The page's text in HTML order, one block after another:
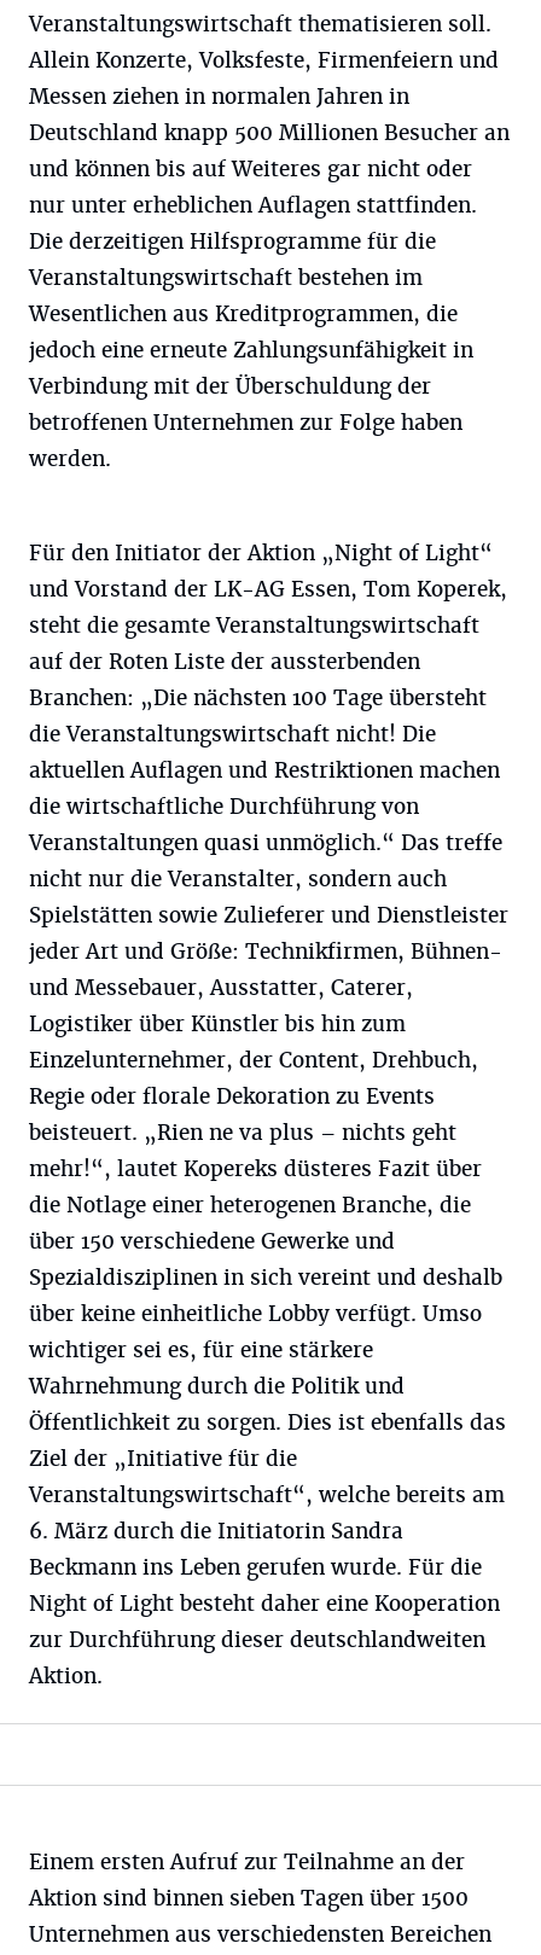
Veranstaltungswirtschaft thematisieren soll.
Allein Konzerte, Volksfeste, Firmenfeiern und
Messen ziehen in normalen Jahren in
Deutschland knapp 500 Millionen Besucher an
und können bis auf Weiteres gar nicht oder
nur unter erheblichen Auflagen stattfinden.
Die derzeitigen Hilfsprogramme für die
Veranstaltungswirtschaft bestehen im
Wesentlichen aus Kreditprogrammen, die
jedoch eine erneute Zahlungsunfähigkeit in
Verbindung mit der Überschuldung der
betroffenen Unternehmen zur Folge haben
werden.
Für den Initiator der Aktion „Night of Light“
und Vorstand der LK-AG Essen, Tom Koperek,
steht die gesamte Veranstaltungswirtschaft
auf der Roten Liste der aussterbenden
Branchen: „Die nächsten 100 Tage übersteht
die Veranstaltungswirtschaft nicht! Die
aktuellen Auflagen und Restriktionen machen
die wirtschaftliche Durchführung von
Veranstaltungen quasi unmöglich.“ Das treffe
nicht nur die Veranstalter, sondern auch
Spielstätten sowie Zulieferer und Dienstleister
jeder Art und Größe: Technikfirmen, Bühnen-
und Messebauer, Ausstatter, Caterer,
Logistiker über Künstler bis hin zum
Einzelunternehmer, der Content, Drehbuch,
Regie oder florale Dekoration zu Events
beisteuert. „Rien ne va plus – nichts geht
mehr!“, lautet Kopereks düsteres Fazit über
die Notlage einer heterogenen Branche, die
über 150 verschiedene Gewerke und
Spezialdisziplinen in sich vereint und deshalb
über keine einheitliche Lobby verfügt. Umso
wichtiger sei es, für eine stärkere
Wahrnehmung durch die Politik und
Öffentlichkeit zu sorgen. Dies ist ebenfalls das
Ziel der „Initiative für die
Veranstaltungswirtschaft“, welche bereits am
6. März durch die Initiatorin Sandra
Beckmann ins Leben gerufen wurde. Für die
Night of Light besteht daher eine Kooperation
zur Durchführung dieser deutschlandweiten
Aktion.
Einem ersten Aufruf zur Teilnahme an der
Aktion sind binnen sieben Tagen über 1500
Unternehmen aus verschiedensten Bereichen